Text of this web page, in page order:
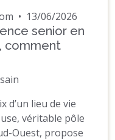
• 13/06/2026
senior en
comment
d’un lieu de vie
véritable pôle
Ouest, propose